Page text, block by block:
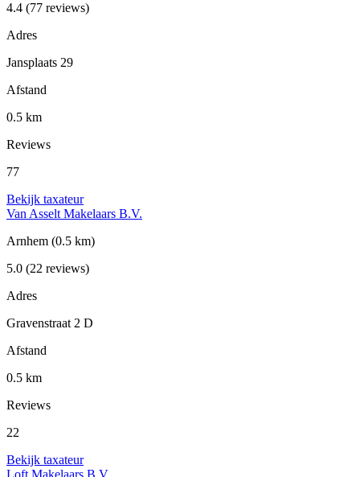
4.4 (77 reviews)
Adres
Jansplaats 29
Afstand
0.5 km
Reviews
77
Bekijk taxateur
Van Asselt Makelaars B.V.
Arnhem (0.5 km)
5.0 (22 reviews)
Adres
Gravenstraat 2 D
Afstand
0.5 km
Reviews
22
Bekijk taxateur